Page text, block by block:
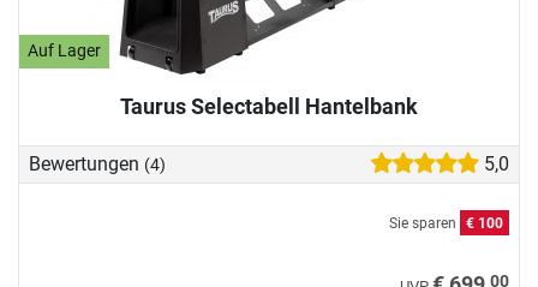
Auf Lager
Taurus Selectabell Hantelbank
Bewertungen (4) 5,0
Sie sparen € 100
00